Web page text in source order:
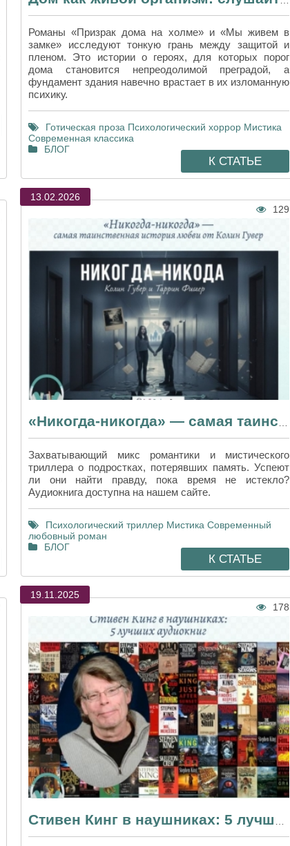
Романы «Призрак дома на холме» и «Мы живем в
замке» исследуют тонкую грань между защитой и
пленом. Это истории о героях, для которых порог
дома становится непреодолимой преградой, а
фундамент здания навечно врастает в их изломанную
психику.
Готическая проза Психологический хоррор Мистика
Современная классика
БЛОГ
К СТАТЬЕ
13.02.2026
129
Захватывающий микс романтики и мистического
триллера о подростках, потерявших память. Успеют
ли они найти правду, пока время не истекло?
Аудиокнига доступна на нашем сайте.
Психологический триллер Мистика Современный
любовный роман
БЛОГ
К СТАТЬЕ
19.11.2025
178